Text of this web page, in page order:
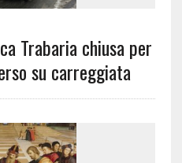
Trabaria chiusa per
su carreggiata